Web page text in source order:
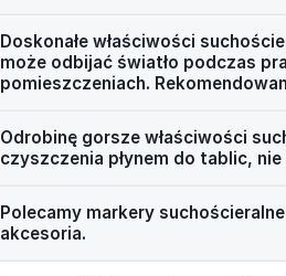
Doskonałe właściwości
może odbijać światło podczas
pomieszczeniach.
Odrobinę gorsze właściwości
czyszczenia płynem do tablic, nie
Polecamy markery
akcesoria.